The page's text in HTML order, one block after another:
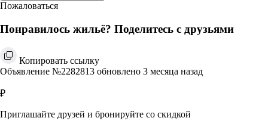
Пожаловаться
Понравилось жильё? Поделитесь с друзьями
Копировать ссылку
Объявление №2282813 обновлено 3 месяца назад
₽
Приглашайте друзей и бронируйте со скидкой